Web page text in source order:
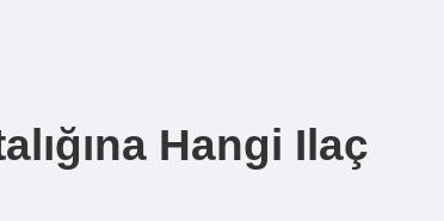
Hangi Ilaç